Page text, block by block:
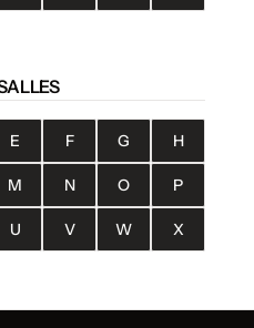
E F G H
M N O P
U V W X